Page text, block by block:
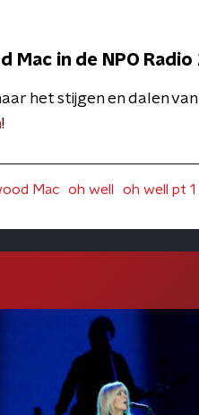
Mac in de NPO
het stijgen en dalen
!
Mac oh well oh well pt 1